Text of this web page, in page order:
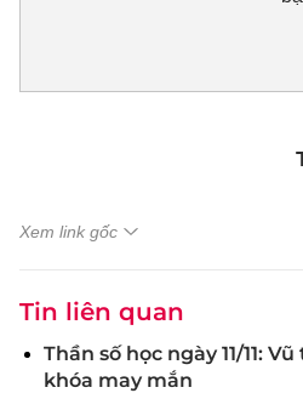
Xem link gốc
Tin liên quan
Thần số học ngày 11/11:
khóa may mắn